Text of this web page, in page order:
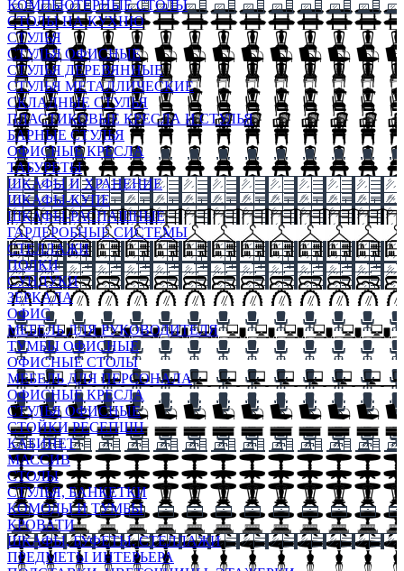
КОМПЬЮТЕРНЫЕ СТОЛЫ
СТОЛЫ НА КУХНЮ
СТУЛЬЯ
СТУЛЬЯ ОФИСНЫЕ
СТУЛЬЯ ДЕРЕВЯННЫЕ
СТУЛЬЯ МЕТАЛЛИЧЕСКИЕ
СКЛАДНЫЕ СТУЛЬЯ
ПЛАСТИКОВЫЕ КРЕСЛА И СТУЛЬЯ
БАРНЫЕ СТУЛЬЯ
ОФИСНЫЕ КРЕСЛА
ТАБУРЕТЫ
ШКАФЫ И ХРАНЕНИЕ
ШКАФЫ-КУПЕ
ШКАФЫ-РАСПАШНЫЕ
ГАРДЕРОБНЫЕ СИСТЕМЫ
СТЕЛЛАЖИ
ПОЛКИ
СУНДУКИ
ЗЕРКАЛА
ОФИС
МЕБЕЛЬ ДЛЯ РУКОВОДИТЕЛЯ
ТУМБЫ ОФИСНЫЕ
ОФИСНЫЕ СТОЛЫ
МЕБЕЛЬ ДЛЯ ПЕРСОНАЛА
ОФИСНЫЕ КРЕСЛА
СТУЛЬЯ ОФИСНЫЕ
СТОЙКИ РЕСЕПШН
КАБИНЕТ
МАССИВ
СТОЛЫ
СТУЛЬЯ, БАНКЕТКИ
КОМОДЫ И ТУМБЫ
КРОВАТИ
ШКАФЫ, БУФЕТЫ, СТЕЛЛАЖИ
ПРЕДМЕТЫ ИНТЕРЬЕРА